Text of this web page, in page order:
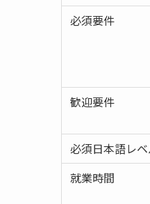
必須要件
歓迎要件
必須日本語レ
就業時間